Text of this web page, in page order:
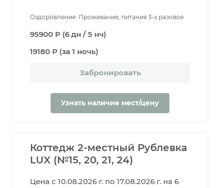
Оздоровление: Проживание, питание 3-х разовое
95900 Р (6 дн / 5 нч)
19180 Р (за 1 ночь)
Забронировать
Узнать наличие мест/цену
Коттедж 2-местный Рублевка
LUX (№15, 20, 21, 24)
Цена с 10.08.2026 г. по 17.08.2026 г. на 6